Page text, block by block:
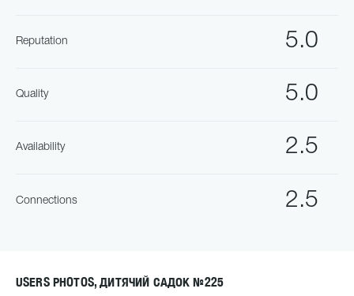
5.0
Reputation
5.0
Quality
2.5
Availability
2.5
Connections
USERS PHOTOS, ДИТЯЧИЙ САДОК №225